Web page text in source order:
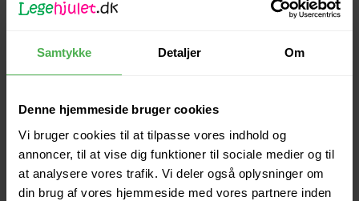
Samtykke Detaljer Om
Denne hjemmeside bruger cookies
Vi bruger cookies til at tilpasse vores indhold og
annoncer, til at vise dig funktioner til sociale medier og til
at analysere vores trafik. Vi deler også oplysninger om
din brug af vores hjemmeside med vores partnere inden